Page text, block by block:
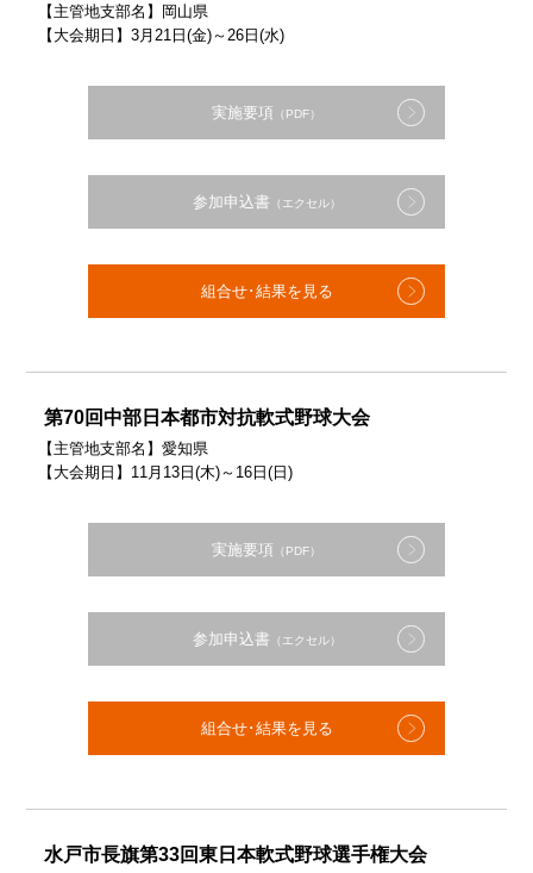
【主管地支部名】岡山県
【大会期日】3月21日(金)～26日(水)
実施要項 （PDF）
参加申込書 （エクセル）
組合せ･結果を見る
第70回中部日本都市対抗軟式野球大会
【主管地支部名】愛知県
【大会期日】11月13日(木)～16日(日)
実施要項 （PDF）
参加申込書 （エクセル）
組合せ･結果を見る
水戸市長旗第33回東日本軟式野球選手権大会